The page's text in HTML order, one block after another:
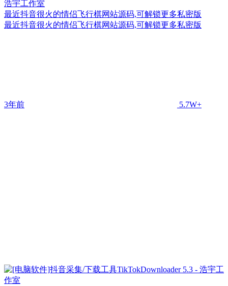
最近抖音很火的情侣飞行棋网站源码,可解锁更多私密版
最近抖音很火的情侣飞行棋网站源码,可解锁更多私密版
3年前 5.7W+